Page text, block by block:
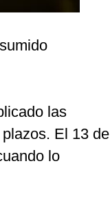
las
El 13 de
lo